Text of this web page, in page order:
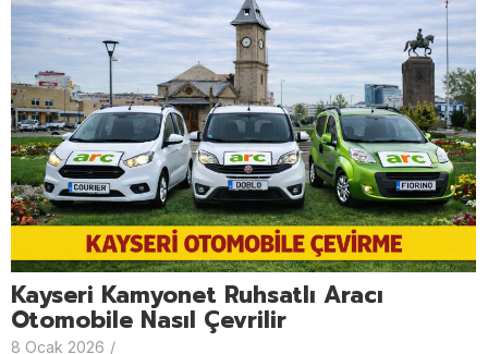
Kayseri Kamyonet Ruhsatlı Aracı
Otomobile Nasıl Çevrilir
8 Ocak 2026 /